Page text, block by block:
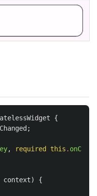
{
;
, required this .
context)
{